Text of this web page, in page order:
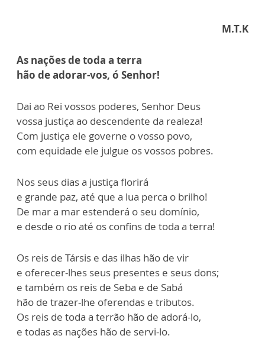
M.T.K
As nações de toda a terra
hão de adorar-vos, ó Senhor!
Dai ao Rei vossos poderes, Senhor Deus
vossa justiça ao descendente da realeza!
Com justiça ele governe o vosso povo,
com equidade ele julgue os vossos pobres.
Nos seus dias a justiça florirá
e grande paz, até que a lua perca o brilho!
De mar a mar estenderá o seu domínio,
e desde o rio até os confins de toda a terra!
Os reis de Társis e das ilhas hão de vir
e oferecer-lhes seus presentes e seus dons;
e também os reis de Seba e de Sabá
hão de trazer-lhe oferendas e tributos.
Os reis de toda a terrão hão de adorá-lo,
e todas as nações hão de servi-lo.